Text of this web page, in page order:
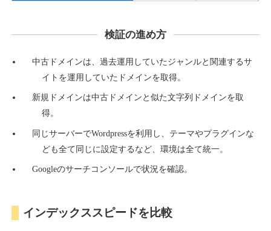
詳細を見る
countdown-x.com
ジャンル その他
39 外部リンク数479 ドメイン年齢
10,800円
campus-web.jp
DA 38 外部リンク数 1151 ドメイン年齢
検証の進め方
中古ドメインは、過去運用していたジャンルと関連するサ
イトを運用していたドメインを取得。
新規ドメインは中古ドメインと似た文字列ドメインを取
得。
同じサーバーでWordpressを利用し、テーマやプラグインな
ども全て同じに設定するなど、環境は全て統一。
Googleのサーチコンソールで状況を確認。
インデックススピードを比較